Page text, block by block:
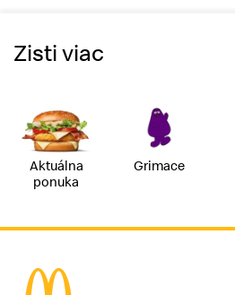
Zisti viac
Aktuálna
ponuka
Grimace